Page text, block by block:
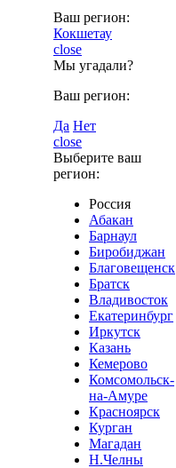
Ваш регион:
Кокшетау
close
Мы угадали?
Ваш регион:
Да Нет
close
Выберите ваш
регион:
Россия
Абакан
Барнаул
Биробиджан
Благовещенск
Братск
Владивосток
Екатеринбург
Иркутск
Казань
Кемерово
Комсомольск-
на-Амуре
Красноярск
Курган
Магадан
Н.Челны